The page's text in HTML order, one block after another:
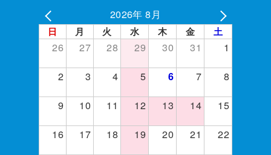
2026年 8月
日 月 火 水 木 金 土
26 27 28 29 30 31
1
2
3 4 5 6 7
8
9
10 11 12 13 14
15
16
17 18 19 20 21
22